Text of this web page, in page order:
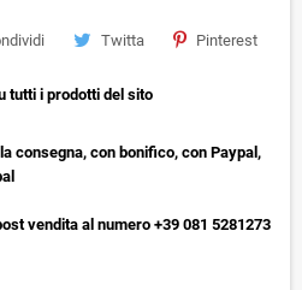
Twitta Pinterest
tutti i prodotti del sito
consegna, con bonifico, con Paypal,
vendita al numero +39 081 5281273